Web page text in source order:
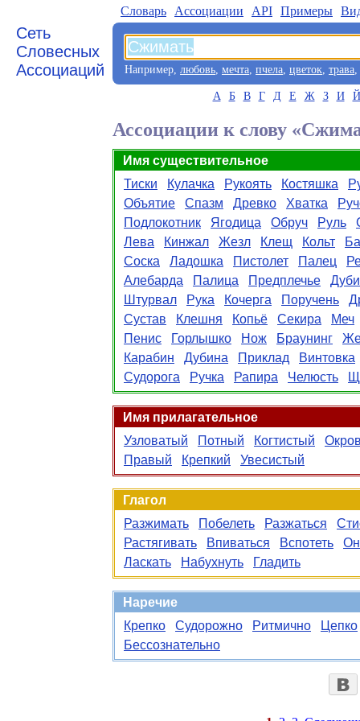
Сеть
Словесных
Ассоциаций
Словарь Aссоциации API Примеры
Например, любовь, мечта, пчела, цветок, трава,
А Б В Г Д Е Ж З И Й
Ассоциации к слову
Имя существительное
Тиски
Кулачка Рукоять Костяшка
Объятие
Спазм Древко Хватка
Подлокотник
Ягодица Обруч Руль
Лева
Кинжал Жезл Клещ Кольт
Соска
Ладошка Пистолет Палец
Алебарда
Палица Предплечье
Штурвал
Рука Кочерга Поручень
Сустав
Клешня Копьё Секира
Меч
Пенис
Горлышко Нож Браунинг
Карабин
Дубина Приклад
Винтовка
Судорога
Ручка Рапира Челюсть
Имя прилагательное
Узловатый
Потный Когтистый
Правый
Крепкий Увесистый
Глагол
Разжимать
Побелеть Разжаться
Растягивать
Впиваться Вспотеть
Ласкать
Набухнуть Гладить
Наречие
Крепко
Судорожно Ритмично
Цепко
Бессознательно